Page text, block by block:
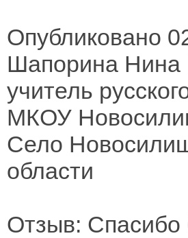
Опубликовано
Шапорина Нина
учитель
МКОУ
Село
области
Отзыв: Спасибо